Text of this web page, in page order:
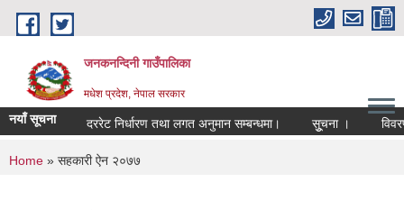
Skip to main content
जनकनन्दिनी गाउँपालिका
मधेश प्रदेश, नेपाल सरकार
नयाँ सूचना दररेट निर्धारण तथा लगत अनुमान सम्बन्धमा। सूुचना ।
You are here
Home » सहकारी ऐन २०७७